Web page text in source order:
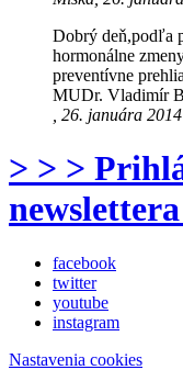
Dobrý deň,podľa
hormonálne
preventívne
MUDr. Vladimír
, 26. januára 2014
> > >
facebook
twitter
youtube
instagram
Nastavenia cookies